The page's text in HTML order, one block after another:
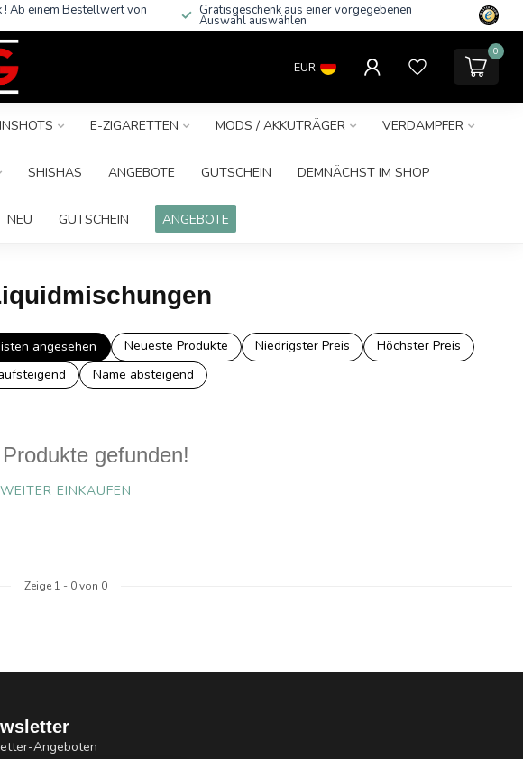
! Ab einem Bestellwert von Gratisgeschenk aus einer vorgegebenen
Auswahl auswählen
EUR
0
E-ZIGARETTEN MODS / AKKUTRÄGER VERDAMPFER
SHISHAS ANGEBOTE GUTSCHEIN DEMNÄCHST IM SHOP
NEU GUTSCHEIN ANGEBOTE
angesehen Neueste Produkte Niedrigster Preis
Höchster Preis
Name absteigend
gefunden!
WEITER EINKAUFEN
Zeige 1 - 0von 0
Angeboten